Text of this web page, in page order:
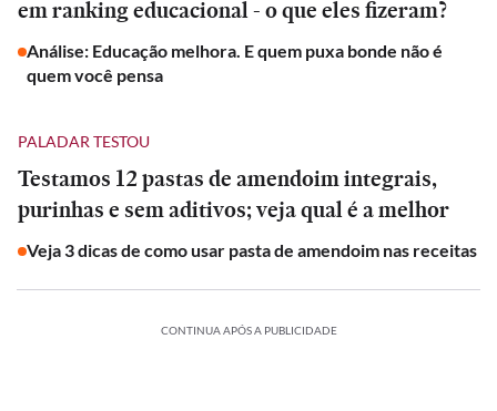
em ranking educacional - o que eles fizeram?
Análise: Educação melhora. E quem puxa bonde não é
quem você pensa
PALADAR TESTOU
Testamos 12 pastas de amendoim integrais,
purinhas e sem aditivos; veja qual é a melhor
Veja 3 dicas de como usar pasta de amendoim nas receitas
CONTINUA APÓS A PUBLICIDADE